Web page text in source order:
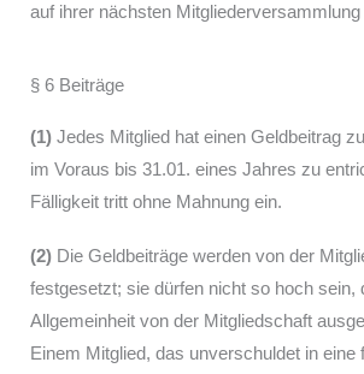
auf ihrer nächsten Mitgliederversammlung
§ 6 Beiträge
(1) Jedes Mitglied hat einen Geldbeitrag
im Voraus bis 31.01. eines Jahres zu
Fälligkeit tritt ohne Mahnung ein.
(2) Die Geldbeiträge werden von der
festgesetzt; sie dürfen nicht so hoch sein,
Allgemeinheit von der Mitgliedschaft
Einem Mitglied, das unverschuldet in eine